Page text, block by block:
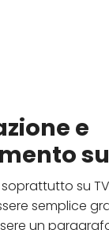
e
su
semplice
un